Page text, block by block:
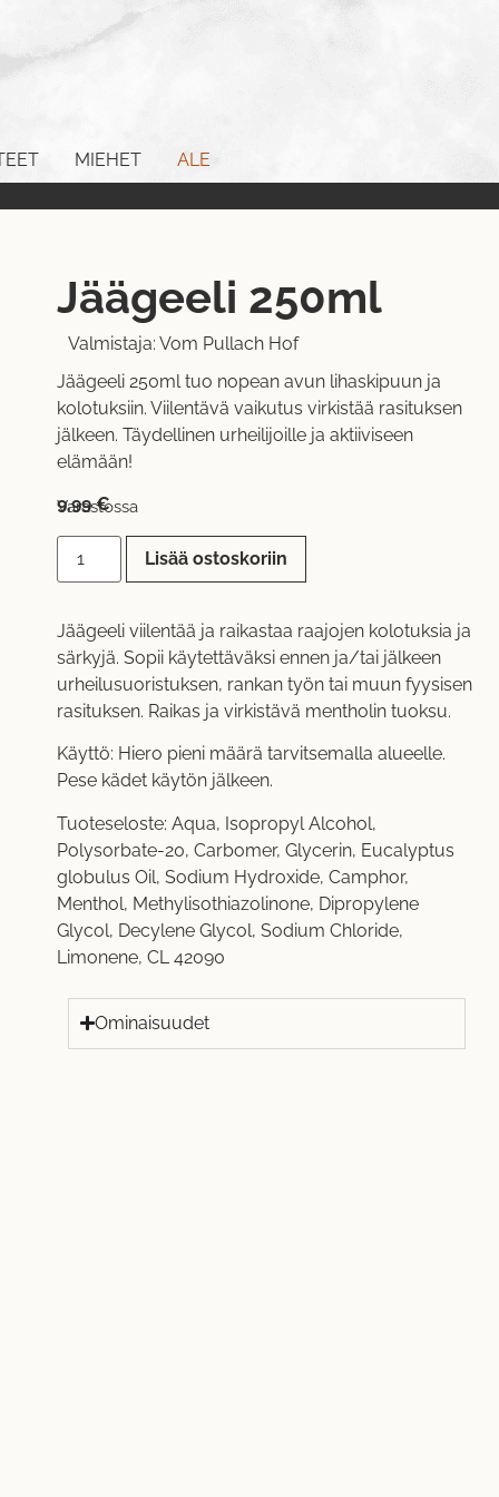
MIEHET ALE
Jäägeeli 250ml
Valmistaja: Vom Pullach Hof
Jäägeeli 250ml tuo nopean avun lihaskipuun ja
kolotuksiin. Viilentävä vaikutus virkistää rasituksen
jälkeen. Täydellinen urheilijoille ja aktiiviseen
elämään!
9,99€
Varastossa
Lisää ostoskoriin
Jäägeeli viilentää ja raikastaa raajojen kolotuksia ja
särkyjä. Sopii käytettäväksi ennen ja/tai jälkeen
urheilusuoristuksen, rankan työn tai muun fyysisen
rasituksen. Raikas ja virkistävä mentholin tuoksu.
Käyttö: Hiero pieni määrä tarvitsemalla alueelle.
Pese kädet käytön jälkeen.
Tuoteseloste: Aqua, Isopropyl Alcohol,
Polysorbate-20, Carbomer, Glycerin, Eucalyptus
globulus Oil, Sodium Hydroxide, Camphor,
Menthol, Methylisothiazolinone, Dipropylene
Glycol, Decylene Glycol, Sodium Chloride,
Limonene, CL 42090
Ominaisuudet